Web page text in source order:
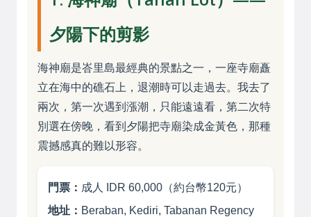
夕陽下的剪影
海神廟是峇里島最經典的景點之一，一座寺廟矗
立在海中的礁石上，退潮時可以走過去。我去了
兩次，第一次遇到漲潮，只能遠遠看，第二次特
別選在傍晚，看到夕陽把寺廟染成金黃色，那種
震撼感真的難以形容。
門票： 成人 IDR 60,000（約台幣120元）
地址： Beraban, Kediri, Tabanan Regency